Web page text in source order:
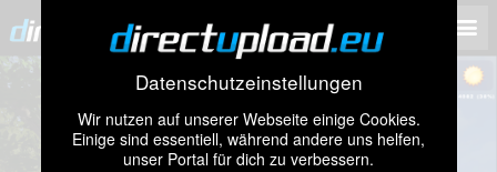
Datenschutzeinstellungen
Wir nutzen auf unserer Webseite einige Cookies.
Einige sind essentiell, während andere uns helfen,
unser Portal für dich zu verbessern.